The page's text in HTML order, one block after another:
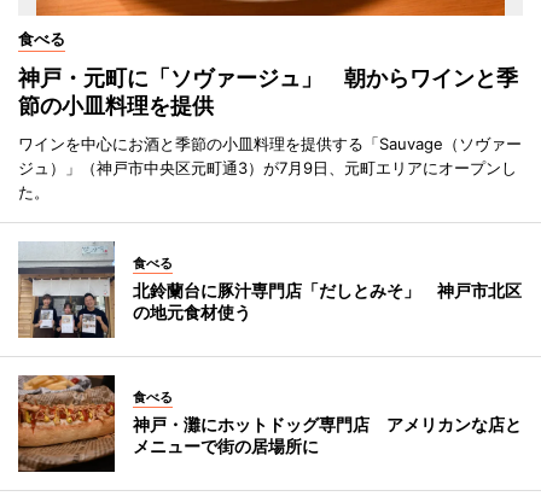
食べる
神戸・元町に「ソヴァージュ」 朝からワインと季
節の小皿料理を提供
ワインを中心にお酒と季節の小皿料理を提供する「Sauvage（ソヴァー
ジュ）」（神戸市中央区元町通3）が7月9日、元町エリアにオープンし
た。
食べる
北鈴蘭台に豚汁専門店「だしとみそ」 神戸市北区
の地元食材使う
食べる
神戸・灘にホットドッグ専門店 アメリカンな店と
メニューで街の居場所に